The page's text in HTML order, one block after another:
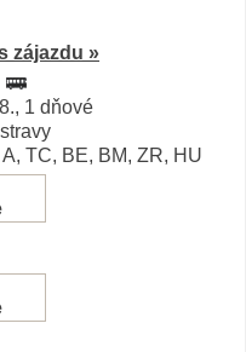
zájazdu »
1 dňové
TC, BE, BM, ZR, HU